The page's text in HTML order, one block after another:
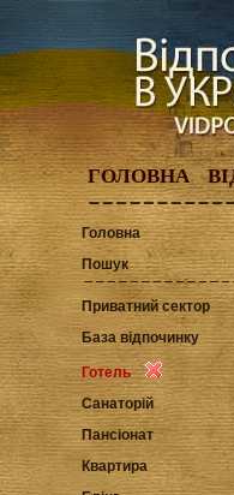
ГОЛОВНА
Головна
Пошук
Приватний сектор
База відпочинку
Готель
Санаторій
Пансіонат
Квартира